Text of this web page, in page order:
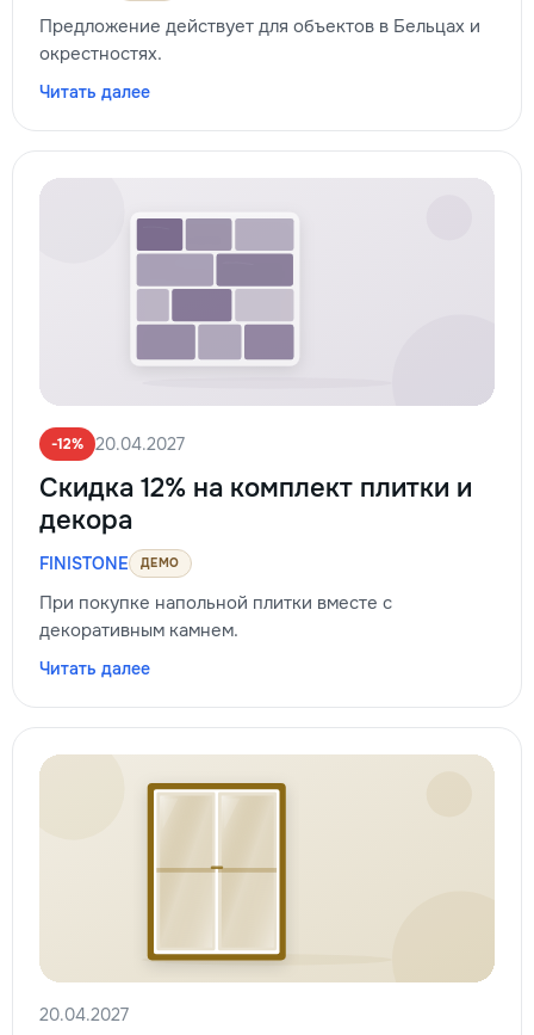
Предложение действует для объектов в Бельцах и
окрестностях.
Читать далее
-12% 20.04.2027
Скидка 12% на комплект плитки и
декора
FINISTONE ДЕМО
При покупке напольной плитки вместе с
декоративным камнем.
Читать далее
20.04.2027